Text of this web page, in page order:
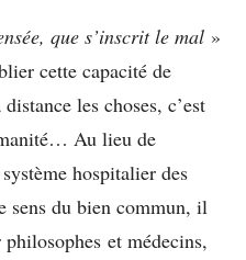
que s’inscrit le mal »
cette capacité de
les choses, c’est
Au lieu de
hospitalier des
sens du bien commun, il
et médecins,